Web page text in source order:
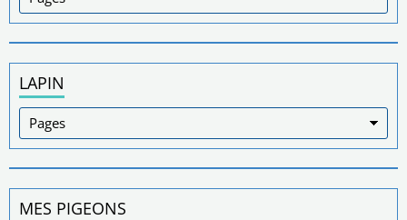
LAPIN
MES PIGEONS